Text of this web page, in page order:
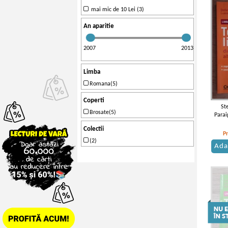
mai mic de 10 Lei (3)
An aparitie
2007 2013
Limba
Romana(5)
Coperti
Brosate(5)
Colectii
(2)
de